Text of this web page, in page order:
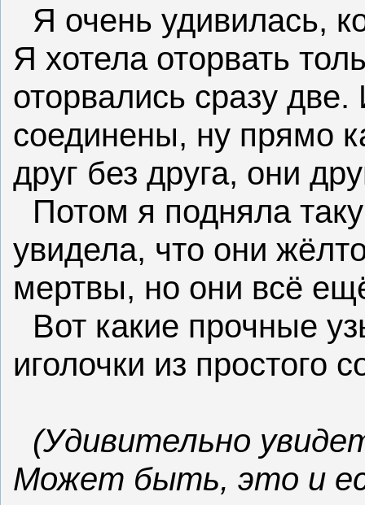
Я очень удивилась,
Я хотела оторвать
оторвались сразу
соединены, ну прямо
друг без друга, они
Потом я подняла
увидела, что они
мертвы, но они всё
Вот какие прочные
иголочки из простого
(Удивительно
Может быть, это и